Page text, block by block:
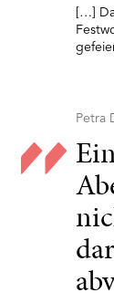
[…]
Petra